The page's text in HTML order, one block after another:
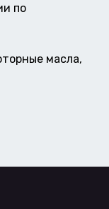
по
масла,